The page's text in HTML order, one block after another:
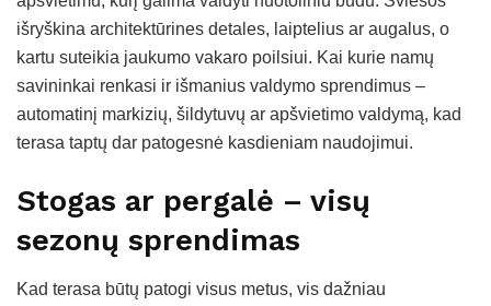
išryškina architektūrines detales, laiptelius ar augalus, o
kartu suteikia jaukumo vakaro poilsiui. Kai kurie namų
savininkai renkasi ir išmanius valdymo sprendimus –
automatinį markizių, šildytuvų ar apšvietimo valdymą, kad
terasa taptų dar patogesnė kasdieniam naudojimui.
Stogas ar pergalė – visų
sezonų sprendimas
Kad terasa būtų patogi visus metus, vis dažniau